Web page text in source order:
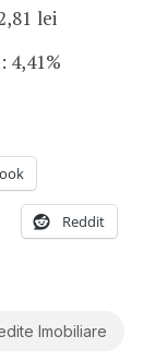
lei
4,41%
Reddit
Imobiliare